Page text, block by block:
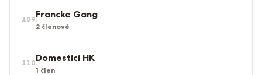
109.Francke Gang
2 členové
110.Domestici HK
1 člen